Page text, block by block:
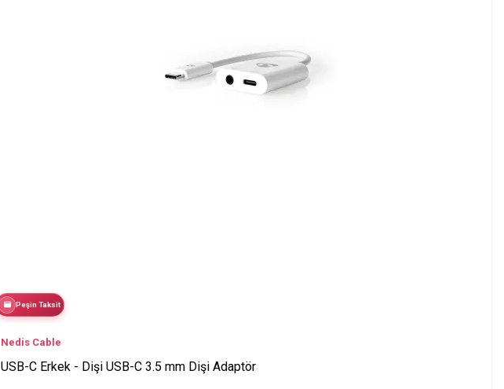
Peşin Taksit
Nedis Cable
USB-C Erkek - Dişi USB-C 3.5 mm Dişi Adaptör